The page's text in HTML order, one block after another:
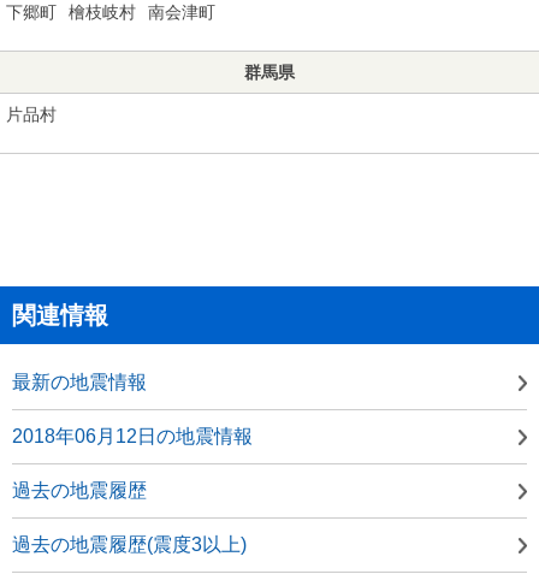
下郷町 檜枝岐村 南会津町
群馬県
片品村
関連情報
最新の地震情報
2018年06月12日の地震情報
過去の地震履歴
過去の地震履歴(震度3以上)